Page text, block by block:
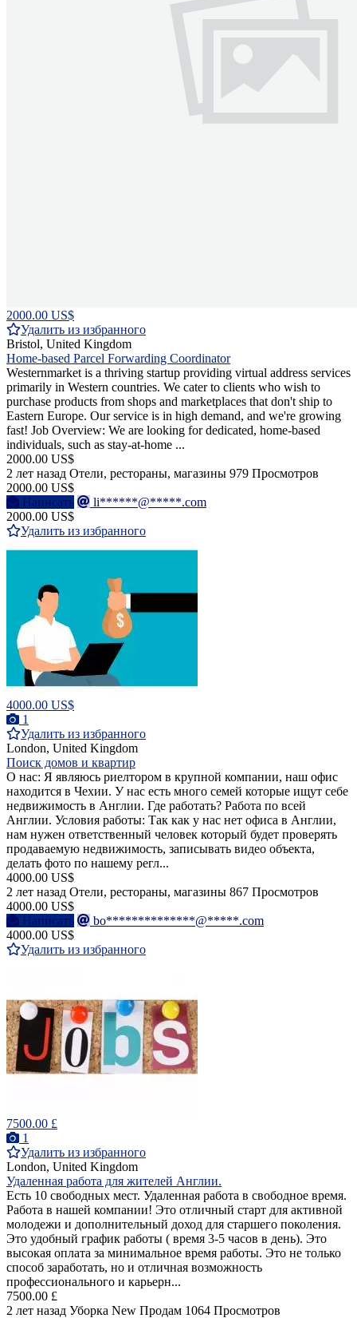
2000.00 US$
Удалить из избранного
Bristol, United Kingdom
Home-based Parcel Forwarding Coordinator
Westernmarket is a thriving startup providing virtual address services
primarily in Western countries. We cater to clients who wish to
purchase products from shops and marketplaces that don't ship to
Eastern Europe. Our service is in high demand, and we're growing
fast! Job Overview: We are looking for dedicated, home-based
individuals, such as stay-at-home ...
2000.00 US$
2 лет назад Отели, рестораны, магазины 979 Просмотров
2000.00 US$
Написать
li******@*****.com
2000.00 US$
Удалить из избранного
4000.00 US$
1
Удалить из избранного
London, United Kingdom
Поиск домов и квартир
О нас: Я являюсь риелтором в крупной компании, наш офис
находится в Чехии. У нас есть много семей которые ищут себе
недвижимость в Англии. Где работать? Работа по всей
Англии. Условия работы: Так как у нас нет офиса в Англии,
нам нужен ответственный человек который будет проверять
продаваемую недвижимость, записывать видео объекта,
делать фото по нашему регл...
4000.00 US$
2 лет назад Отели, рестораны, магазины 867 Просмотров
4000.00 US$
Написать
bo**************@*****.com
4000.00 US$
Удалить из избранного
7500.00 £
1
Удалить из избранного
London, United Kingdom
Удаленная работа для жителей Англии.
Есть 10 свободных мест. Удаленная работа в свободное время.
Работа в нашей компании! Это отличный старт для активной
молодежи и дополнительный доход для старшего поколения.
Это удобный график работы ( время 3-5 часов в день). Это
высокая оплата за минимальное время работы. Это не только
способ заработать, но и отличная возможность
профессионального и карьерн...
7500.00 £
2 лет назад Уборка New Продам 1064 Просмотров